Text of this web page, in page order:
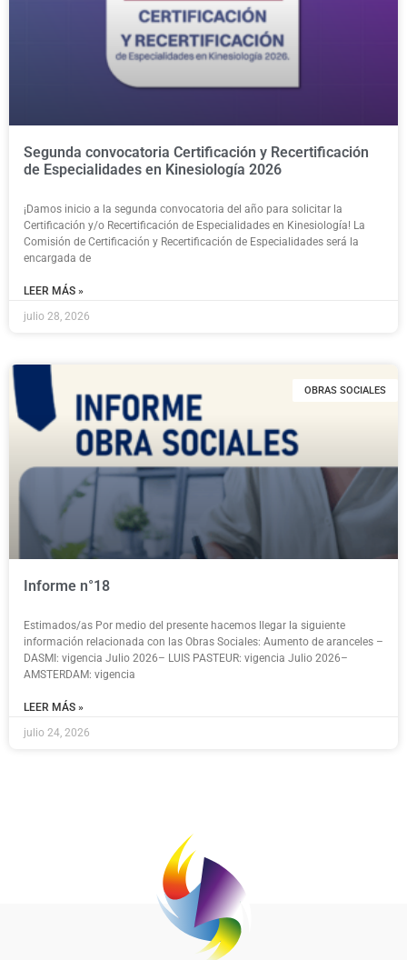
Segunda convocatoria Certificación y Recertificación
de Especialidades en Kinesiología 2026
¡Damos inicio a la segunda convocatoria del año para solicitar la
Certificación y/o Recertificación de Especialidades en Kinesiología! La
Comisión de Certificación y Recertificación de Especialidades será la
encargada de
LEER MÁS »
julio 28, 2026
OBRAS SOCIALES
Informe n°18
Estimados/as Por medio del presente hacemos llegar la siguiente
información relacionada con las Obras Sociales: Aumento de aranceles –
DASMI: vigencia Julio 2026– LUIS PASTEUR: vigencia Julio 2026–
AMSTERDAM: vigencia
LEER MÁS »
julio 24, 2026